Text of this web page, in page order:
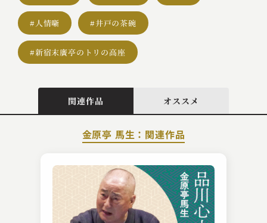
#人情噺 #井戸の茶碗
#新宿末廣亭のトリの高座
関連作品 オススメ
金原亭 馬生：関連作品